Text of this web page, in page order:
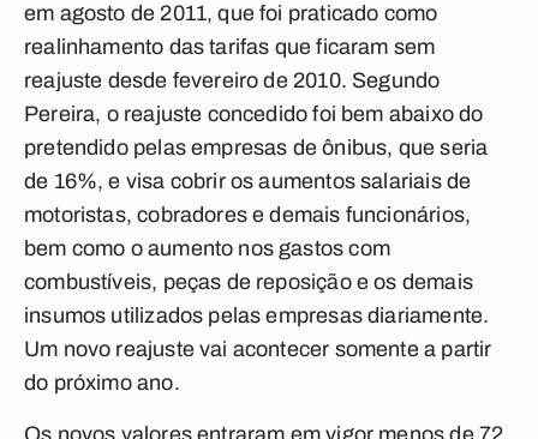
em agosto de 2011, que foi praticado como
realinhamento das tarifas que ficaram sem
reajuste desde fevereiro de 2010. Segundo
Pereira, o reajuste concedido foi bem abaixo do
pretendido pelas empresas de ônibus, que seria
de 16%, e visa cobrir os aumentos salariais de
motoristas, cobradores e demais funcionários,
bem como o aumento nos gastos com
combustíveis, peças de reposição e os demais
insumos utilizados pelas empresas diariamente.
Um novo reajuste vai acontecer somente a partir
do próximo ano.
Os novos valores entraram em vigor menos de 72